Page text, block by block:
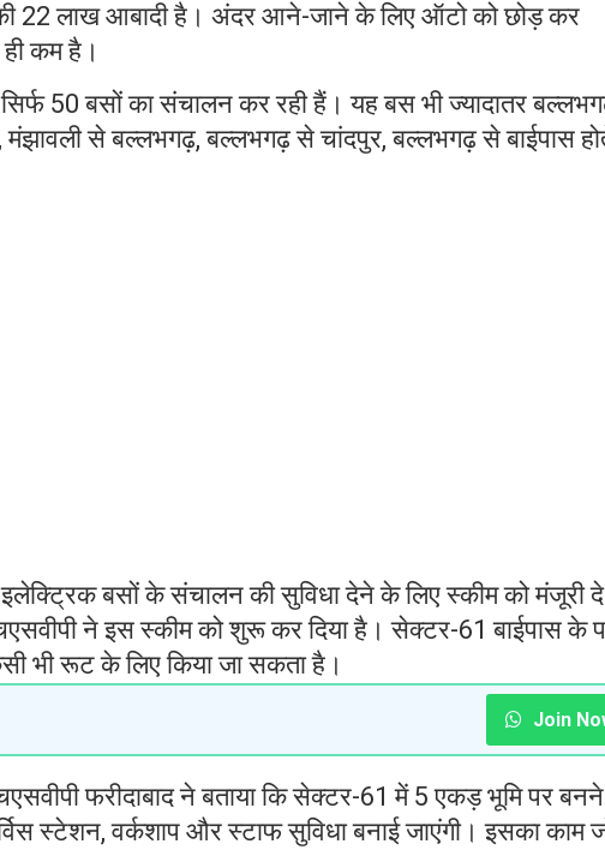
22 लाख आबादी है। अंदर आने-जाने के लिए ऑटो को छोड़ कर
ही कम है।
50 बसों का संचालन कर रही हैं। यह बस भी ज्यादातर
मंझावली से बल्लभगढ़, बल्लभगढ़ से चांदपुर, बल्लभगढ़ से बाईपास
बसों के संचालन की सुविधा देने के लिए स्कीम को मंजूरी दे
ने इस स्कीम को शुरू कर दिया है। सेक्टर-61 बाईपास के
भी रूट के लिए किया जा सकता है।
Join
फरीदाबाद ने बताया कि सेक्टर-61 में 5 एकड़ भूमि पर
स्टेशन, वर्कशाप और स्टाफ सुविधा बनाई जाएंगी। इसका काम